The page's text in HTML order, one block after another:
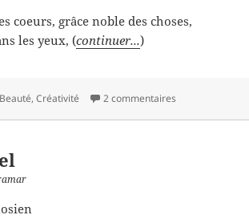
coeurs, grâce noble des choses,
les yeux, (continuer...)
Beauté,Créativité 2 commentaires